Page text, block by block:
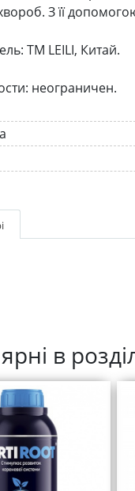
З її
ТМ LEILI, Китай.
неограничен.
в